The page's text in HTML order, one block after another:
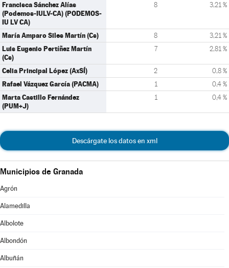
Francisca Sánchez Alías
(Podemos-IULV-CA) (PODEMOS-
IU LV CA)
8 3,21 %
María Amparo Siles Martín (Cs) 8 3,21 %
Luis Eugenio Pertíñez Martín
(Cs)
7 2,81 %
Celia Principal López (AxSÍ) 2 0,8 %
Rafael Vázquez García (PACMA) 1 0,4 %
Marta Castillo Fernández
(PUM+J)
1 0,4 %
Descárgate los datos en xml
Municipios de Granada
Agrón
Alamedilla
Albolote
Albondón
Albuñán